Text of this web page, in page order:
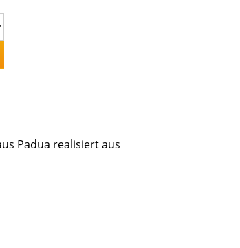
Padua realisiert aus